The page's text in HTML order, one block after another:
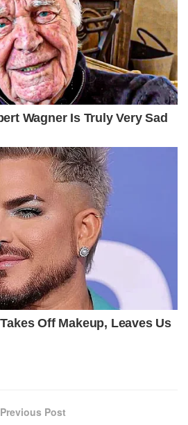
Previous Post